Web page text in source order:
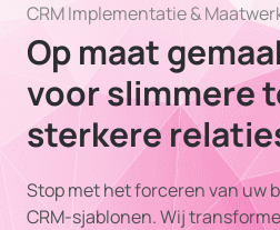
CRM Implementatie &
Op maat
voor slimmere
sterkere
Stop met het forceren van uw
CRM-sjablonen. Wij